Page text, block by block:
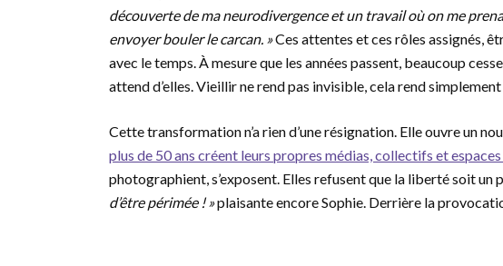
découverte de ma neurodivergence et un travail où on me
envoyer bouler le carcan. »Ces attentes et ces rôles assignés,
avec le temps. À mesure que les années passent, beaucoup
attend d’elles. Vieillir ne rend pas invisible, cela rend
Cette transformation n’a rien d’une résignation. Elle ouvre un
plus de 50 ans créent leurs propres médias, collectifs et
photographient, s’exposent. Elles refusent que la liberté soit un
d’être périmée ! »plaisante encore Sophie. Derrière la